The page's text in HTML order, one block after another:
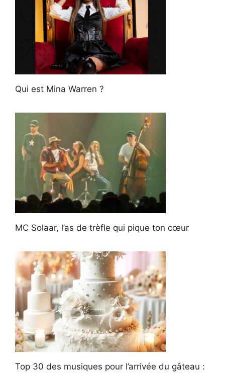
Qui est Mina Warren ?
MC Solaar, l’as de trèfle qui pique ton cœur
Top 30 des musiques pour l’arrivée du gâteau :